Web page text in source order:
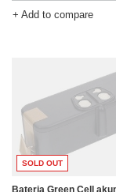
+ Add to compare
SOLD OUT
Bateria Green Cell